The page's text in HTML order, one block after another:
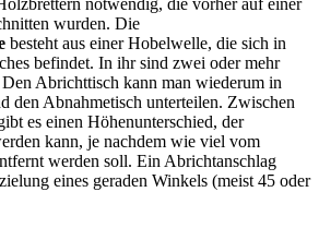
notwendig, die vorher auf einer
wurden. Die
besteht aus einer Hobelwelle, die sich in
befindet. In ihr sind zwei oder mehr
Abrichttisch kann man wiederum in
den Abnahmetisch unterteilen. Zwischen
es einen Höhenunterschied, der
kann, je nachdem wie viel vom
werden soll. Ein Abrichtanschlag
eines geraden Winkels (meist 45 oder